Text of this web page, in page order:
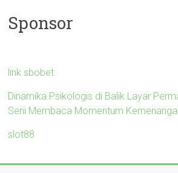
Sponsor
link sbobet
Dinamika Psikologis di Balik Layar
Seni Membaca Momentum
slot88